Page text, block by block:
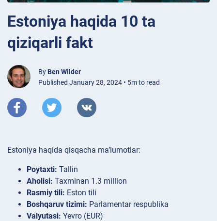
Estoniya haqida 10 ta
qiziqarli fakt
By Ben Wilder
Published January 28, 2024 • 5m to read
Estoniya haqida qisqacha ma’lumotlar:
Poytaxti: Tallin
Aholisi: Taxminan 1.3 million
Rasmiy tili: Eston tili
Boshqaruv tizimi: Parlamentar respublika
Valyutasi: Yevro (EUR)